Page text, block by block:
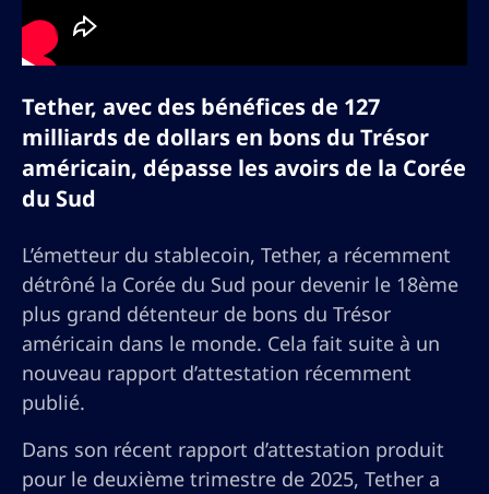
Tether, avec des bénéfices de 127
milliards de dollars en bons du Trésor
américain, dépasse les avoirs de la Corée
du Sud
L’émetteur du stablecoin, Tether, a récemment
détrôné la Corée du Sud pour devenir le 18ème
plus grand détenteur de bons du Trésor
américain dans le monde. Cela fait suite à un
nouveau rapport d’attestation récemment
publié.
Dans son récent rapport d’attestation produit
pour le deuxième trimestre de 2025, Tether a